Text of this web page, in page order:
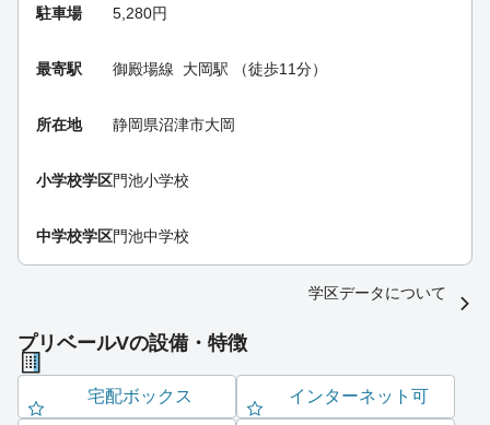
駐車場 5,280円
最寄駅 御殿場線 大岡駅 （徒歩11分）
所在地 静岡県沼津市大岡
小学校学区門池小学校
中学校学区門池中学校
学区データについて
プリベールVの設備・特徴
宅配ボックス インターネット可